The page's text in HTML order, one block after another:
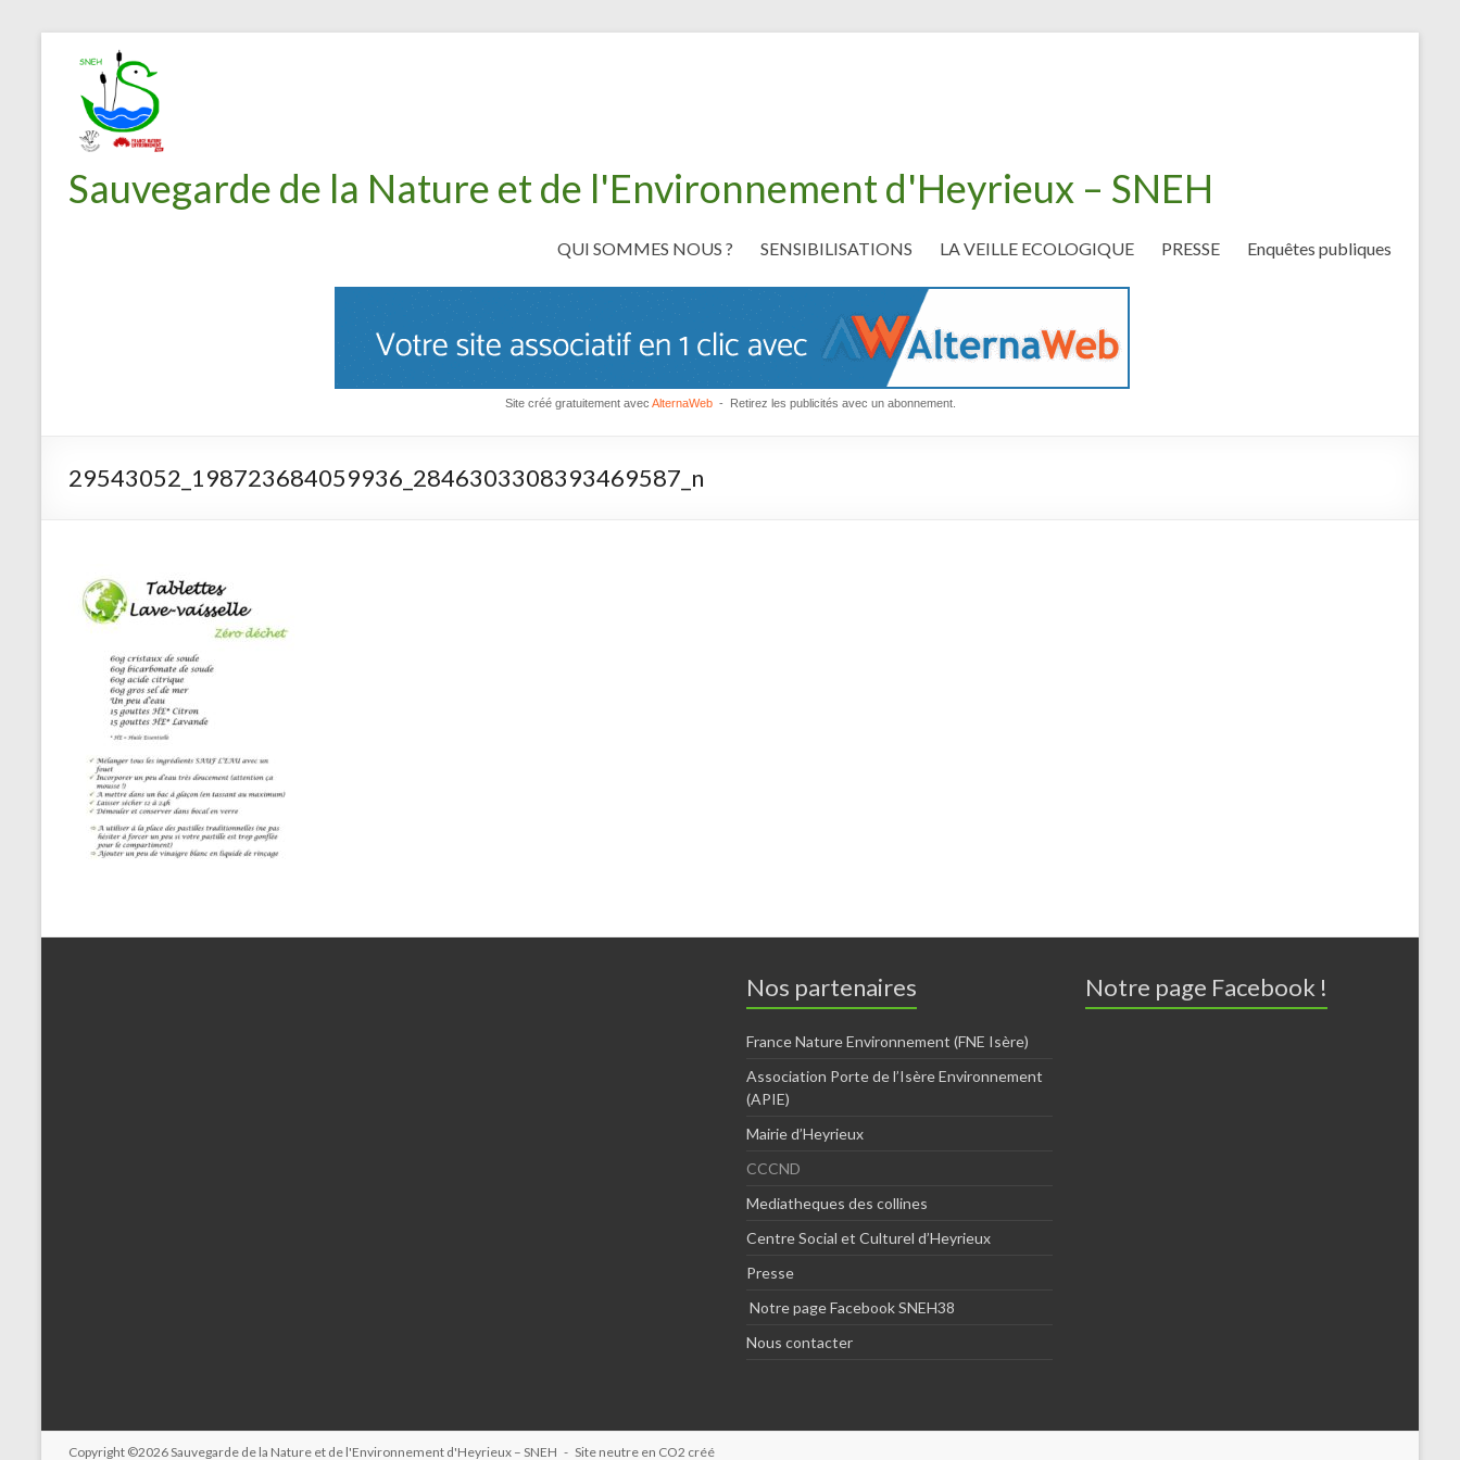
Sauvegarde de la Nature et de l'Environnement d'Heyrieux – SNEH
QUI SOMMES NOUS ? SENSIBILISATIONS LA VEILLE ECOLOGIQUE PRESSE Enquêtes publiques
Site créé gratuitement avec AlternaWeb- Retirez les publicités avec un abonnement.
29543052_198723684059936_2846303308393469587_n
Nos partenaires
France Nature Environnement (FNE Isère)
Association Porte de l’Isère Environnement
(APIE)
Mairie d’Heyrieux
CCCND
Mediatheques des collines
Centre Social et Culturel d’Heyrieux
Presse
Notre page Facebook SNEH38
Nous contacter
Notre page Facebook !
Copyright ©2026Sauvegarde de la Nature et de l'Environnement d'Heyrieux – SNEH - Site neutre en CO2 créé